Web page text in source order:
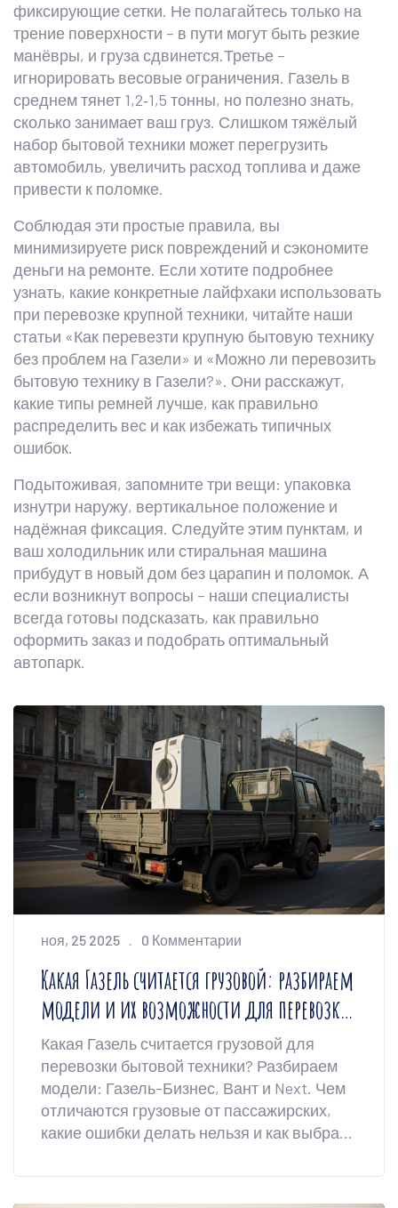
фиксирующие сетки. Не полагайтесь только на
трение поверхности – в пути могут быть резкие
манёвры, и груза сдвинется.Третье –
игнорировать весовые ограничения. Газель в
среднем тянет 1,2‑1,5 тонны, но полезно знать,
сколько занимает ваш груз. Слишком тяжёлый
набор бытовой техники может перегрузить
автомобиль, увеличить расход топлива и даже
привести к поломке.
Соблюдая эти простые правила, вы
минимизируете риск повреждений и сэкономите
деньги на ремонте. Если хотите подробнее
узнать, какие конкретные лайфхаки использовать
при перевозке крупной техники, читайте наши
статьи «Как перевезти крупную бытовую технику
без проблем на Газели» и «Можно ли перевозить
бытовую технику в Газели?». Они расскажут,
какие типы ремней лучше, как правильно
распределить вес и как избежать типичных
ошибок.
Подытоживая, запомните три вещи: упаковка
изнутри наружу, вертикальное положение и
надёжная фиксация. Следуйте этим пунктам, и
ваш холодильник или стиральная машина
прибудут в новый дом без царапин и поломок. А
если возникнут вопросы – наши специалисты
всегда готовы подсказать, как правильно
оформить заказ и подобрать оптимальный
автопарк.
ноя, 25 2025 0 Комментарии
Какая Газель считается грузовой: разбираем
модели и их возможности для перевозки
техники
Какая Газель считается грузовой для
перевозки бытовой техники? Разбираем
модели: Газель-Бизнес, Вант и Next. Чем
отличаются грузовые от пассажирских,
какие ошибки делать нельзя и как выбрать